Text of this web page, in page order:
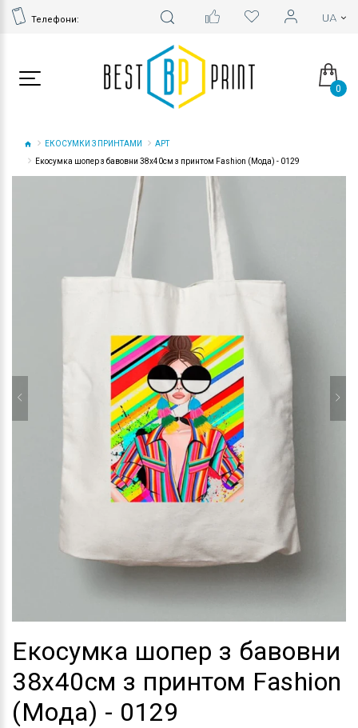
Телефони:
0
ЕКОСУМКИ З ПРИНТАМИ
АРТ
Екосумка шопер з бавовни 38х40см з принтом Fashion (Мода) - 0129
Екосумка шопер з бавовни
38х40см з принтом Fashion
(Мода) - 0129